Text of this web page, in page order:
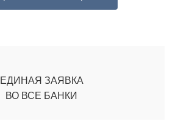
ЕДИНАЯ ЗАЯВКА
ВО ВСЕ БАНКИ